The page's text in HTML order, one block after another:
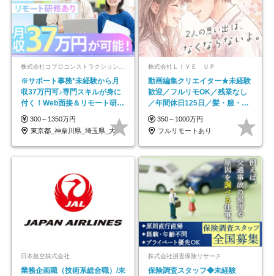
※サポート事務*未経験から月
収37万円可♪専門スキルが身に
付く！Web面接＆リモート研修
も充実♪/a
300～1350万円
東京都_神奈川県_埼玉県_大阪府_愛知県…
株式会社ＬＩＶＥ ＵＰ
動画編集クリエイター★未経験
歓迎／フルリモOK／残業なし
／年間休日125日／髪・服・ネ
イル自由／研修充実で安心
350～1000万円
フルリモートあり
日本航空株式会社
業務企画職（技術系総合職）/未
株式会社損害保険リサーチ
保険調査スタッフ◆未経験